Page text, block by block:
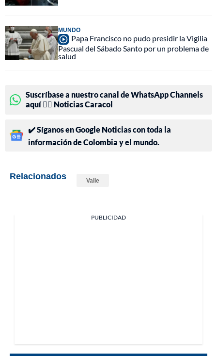
MUNDO
Papa Francisco no pudo presidir la Vigilia
Pascual del Sábado Santo por un problema de
salud
Suscríbase a nuestro canal de WhatsApp Channels
aquí 👉🏻 Noticias Caracol
✔️ Síganos en Google Noticias con toda la
información de Colombia y el mundo.
Relacionados Valle
PUBLICIDAD